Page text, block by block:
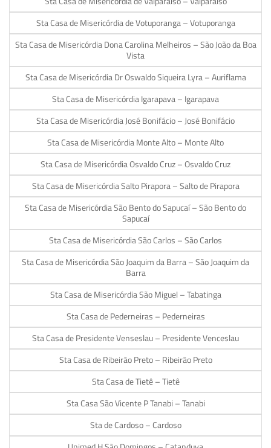
Sta Casa de Misericórdia de Votuporanga – Votuporanga
Sta Casa de Misericórdia Dona Carolina Melheiros – São João da Boa
Vista
Sta Casa de Misericórdia Dr Oswaldo Siqueira Lyra – Auriflama
Sta Casa de Misericórdia Igarapava – Igarapava
Sta Casa de Misericórdia José Bonifácio – José Bonifácio
Sta Casa de Misericórdia Monte Alto – Monte Alto
Sta Casa de Misericórdia Osvaldo Cruz – Osvaldo Cruz
Sta Casa de Misericórdia Salto Pirapora – Salto de Pirapora
Sta Casa de Misericórdia São Bento do Sapucaí – São Bento do
Sapucaí
Sta Casa de Misericórdia São Carlos – São Carlos
Sta Casa de Misericórdia São Joaquim da Barra – São Joaquim da
Barra
Sta Casa de Misericórdia São Miguel – Tabatinga
Sta Casa de Pederneiras – Pederneiras
Sta Casa de Presidente Venseslau – Presidente Venceslau
Sta Casa de Ribeirão Preto – Ribeirão Preto
Sta Casa de Tietê – Tietê
Sta Casa São Vicente P Tanabi – Tanabi
Sta de Cardoso – Cardoso